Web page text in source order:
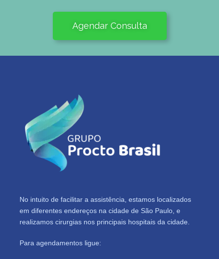
Agendar Consulta
No intuito de facilitar a assistência, estamos localizados
em diferentes endereços na cidade de São Paulo, e
realizamos cirurgias nos principais hospitais da cidade.
Para agendamentos ligue: